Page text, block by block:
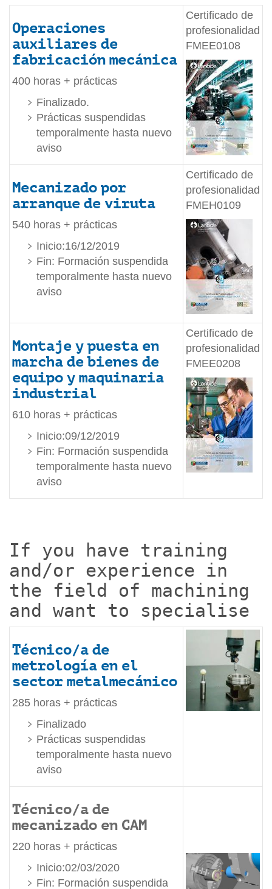
Operaciones
auxiliares de
fabricación mecánica
400 horas + prácticas
Finalizado.
Prácticas suspendidas
temporalmente hasta nuevo
aviso
Certificado de
profesionalidad
FMEE0108
Mecanizado por
arranque de viruta
540 horas + prácticas
Inicio:16/12/2019
Fin: Formación suspendida
temporalmente hasta nuevo
aviso
Certificado de
profesionalidad
FMEH0109
Montaje y puesta en
marcha de bienes de
equipo y maquinaria
industrial
610 horas + prácticas
Inicio:09/12/2019
Fin: Formación suspendida
temporalmente hasta nuevo
aviso
Certificado de
profesionalidad
FMEE0208
If you have training
and/or experience in
the field of machining
and want to specialise
Técnico/a de
metrología en el
sector metalmecánico
285 horas + prácticas
Finalizado
Prácticas suspendidas
temporalmente hasta nuevo
aviso
Técnico/a de
mecanizado en CAM
220 horas + prácticas
Inicio:02/03/2020
Fin: Formación suspendida